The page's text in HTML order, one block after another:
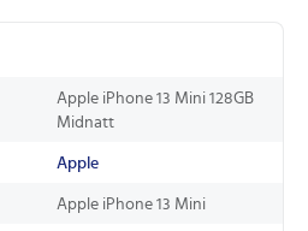
Apple iPhone 13 Mini 128GB
Midnatt
Apple
Apple iPhone 13 Mini